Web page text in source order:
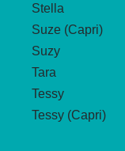
Stella
Suze (Capri)
Suzy
Tara
Tessy
Tessy (Capri)